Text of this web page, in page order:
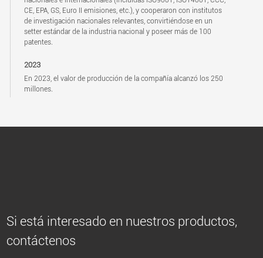
CE, EPA, GS, Euro II emisiones, etc.), y cooperaron con institutos
de investigación nacionales relevantes, convirtiéndose en un
setter estándar de la industria nacional y poseer más de 100
patentes.
2023
En 2023, el valor de producción de la compañía alcanzó los 250
millones.
Si está interesado en nuestros productos,
contáctenos